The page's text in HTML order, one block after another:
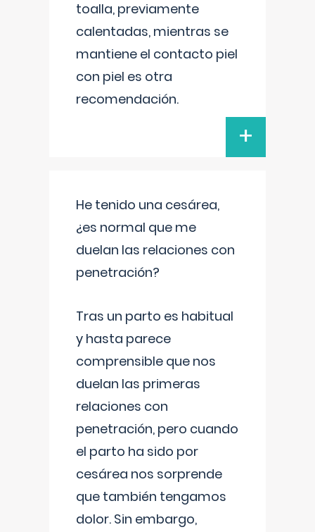
toalla, previamente
calentadas, mientras se
mantiene el contacto piel
con piel es otra
recomendación.
+
He tenido una cesárea,
¿es normal que me
duelan las relaciones con
penetración?
Tras un parto es habitual
y hasta parece
comprensible que nos
duelan las primeras
relaciones con
penetración, pero cuando
el parto ha sido por
cesárea nos sorprende
que también tengamos
dolor. Sin embargo,